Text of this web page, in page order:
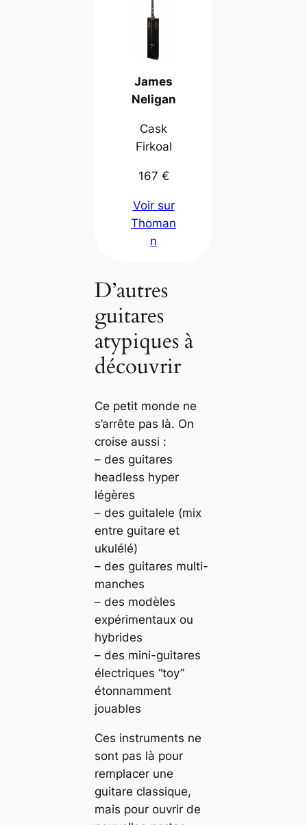
James
Neligan
Cask
Firkoal
167 €
Voir sur
Thoman
n
D’autres
guitares
atypiques à
découvrir
Ce petit monde ne
s’arrête pas là. On
croise aussi :
– des guitares
headless hyper
légères
– des guitalele (mix
entre guitare et
ukulélé)
– des guitares multi-
manches
– des modèles
expérimentaux ou
hybrides
– des mini-guitares
électriques “toy”
étonnamment
jouables
Ces instruments ne
sont pas là pour
remplacer une
guitare classique,
mais pour ouvrir de